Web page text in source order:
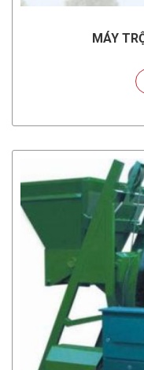
MÁY